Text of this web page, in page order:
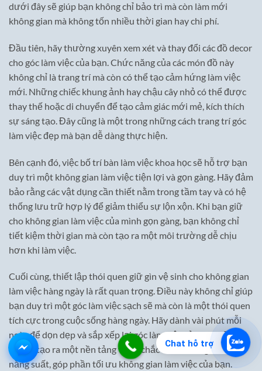
Chat hỗ trợ
dưới đây sẽ giúp bạn không chỉ bảo trì mà còn làm mới
không gian mà không tốn nhiều thời gian hay chi phí.
Đầu tiên, hãy thường xuyên xem xét và thay đổi các đồ decor
cho góc làm việc của bạn. Chức năng của các món đồ này
không chỉ là trang trí mà còn có thể tạo cảm hứng làm việc
mới. Những chiếc khung ảnh hay chậu cây nhỏ có thể được
thay thế hoặc di chuyển để tạo cảm giác mới mẻ, kích thích
sự sáng tạo. Đây cũng là một trong những cách trang trí góc
làm việc đẹp mà bạn dễ dàng thực hiện.
Bên cạnh đó, việc bố trí bàn làm việc khoa học sẽ hỗ trợ bạn
duy trì một không gian làm việc tiện lợi và gọn gàng. Hãy đảm
bảo rằng các vật dụng cần thiết nằm trong tầm tay và có hệ
thống lưu trữ hợp lý để giảm thiểu sự lộn xộn. Khi bạn giữ
cho không gian làm việc của mình gọn gàng, bạn không chỉ
tiết kiệm thời gian mà còn tạo ra một môi trường dễ chịu
hơn khi làm việc.
Cuối cùng, thiết lập thói quen giữ gìn vệ sinh cho không gian
làm việc hàng ngày là rất quan trọng. Điều này không chỉ giúp
bạn duy trì một góc làm việc sạch sẽ mà còn là một thói quen
tích cực trong cuộc sống hàng ngày. Hãy dành vài phút mỗi
ngày để dọn dẹp và sắp xếp lại góc làm việc của mình. Điều
này sẽ tạo ra một nền tảng vững chắc cho sự sáng tạo và
năng suất, góp phần tối ưu không gian làm việc của bạn.